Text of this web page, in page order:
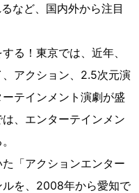
など、国内外から注目
る！東京では、近年、
アクション、2.5次元演
テインメント演劇が盛
、エンターテインメン
「アクションエンター
を、2008年から愛知で